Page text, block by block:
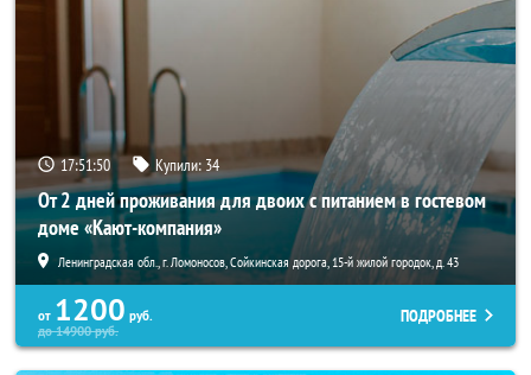
17:51:47 Купили: 34
От 2 дней проживания для двоих с питанием в гостевом
доме «Кают-компания»
Ленинградская обл., г. Ломоносов, Сойкинская дорога, 15-й жилой городок, д. 43
от 1200 руб.
до14900руб.
ПОДРОБНЕЕ